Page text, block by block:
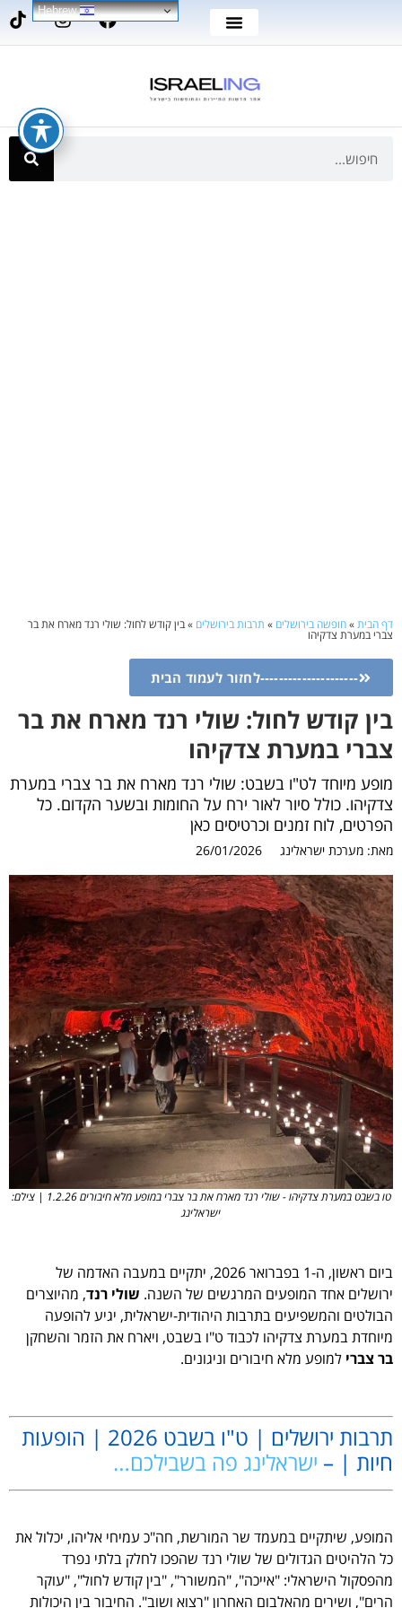
דף הבית»חופשה בירושלים » תרבות בירושלים »בין קודש לחול: שולי רנד מארח את בר
צברי במערת צדקיהו
---------------------לחזור לעמוד הבית
בין קודש לחול: שולי רנד מארח את בר
צברי במערת צדקיהו
מופע מיוחד לט"ו בשבט: שולי רנד מארח את בר צברי במערת
צדקיהו. כולל סיור לאור ירח על החומות ובשער הקדום. כל
הפרטים, לוח זמנים וכרטיסים כאן
מאת: מערכת ישראלינג 26/01/2026
טו בשבט במערת צדקיהו - שולי רנד מארח את בר צברי במופע מלא חיבורים 1.2.26 | צילם:
ישראלינג
ביום ראשון, ה-1 בפברואר 2026, יתקיים במעבה האדמה של
ירושלים אחד המופעים המרגשים של השנה. שולי רנד, מהיוצרים
הבולטים והמשפיעים בתרבות היהודית-ישראלית, יגיע להופעה
מיוחדת במערת צדקיהו לכבוד ט"ו בשבט, ויארח את הזמר והשחקן
בר צברי למופע מלא חיבורים וניגונים.
תרבות ירושלים | ט"ו בשבט 2026 | הופעות
חיות | – ישראלינג פה בשבילכם…
המופע, שיתקיים במעמד שר המורשת, חה"כ עמיחי אליהו, יכלול את
כל הלהיטים הגדולים של שולי רנד שהפכו לחלק בלתי נפרד
מהפסקול הישראלי: "אייכה", "המשורר", "בין קודש לחול", "עוקר
הרים", ושירים מהאלבום האחרון "רצוא ושוב". החיבור בין היכולות
Hebrew